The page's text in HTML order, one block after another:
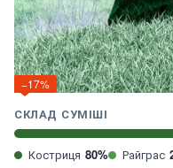
−17%
СКЛАД СУМІШІ
Костриця 80% Райграс